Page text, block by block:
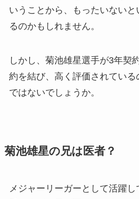
いうことから、もったいない
るのかもしれません。
しかし、菊池雄星選手が3年契
約を結び、高く評価されてい
ではないでしょうか。
菊池雄星の兄は医者？
メジャーリーガーとして活躍